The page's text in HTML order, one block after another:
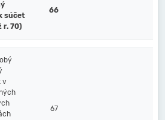
súčet
r. 70)
66
v
67